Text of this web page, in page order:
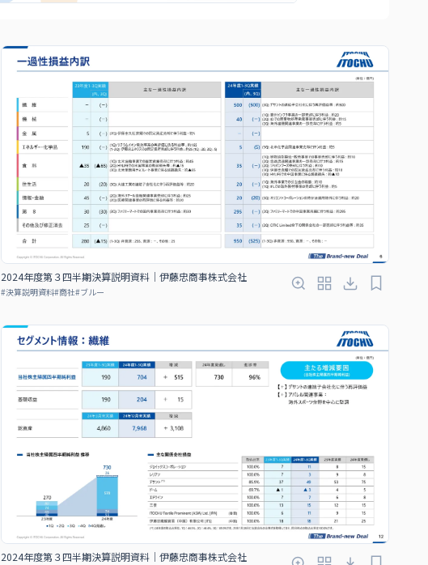
2024年度第３四半期決算説明資料｜伊藤忠商事株式会社
#決算説明資料#商社#ブルー
2024年度第３四半期決算説明資料｜伊藤忠商事株式会社